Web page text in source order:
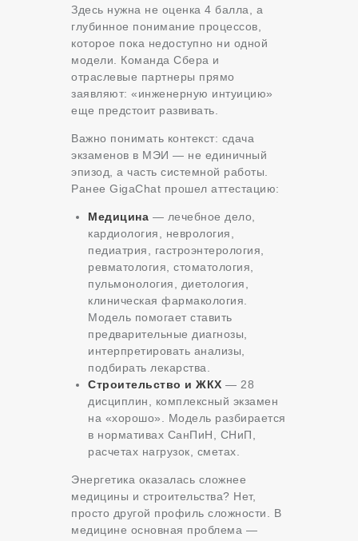
Здесь нужна не оценка 4 балла, а
глубинное понимание процессов,
которое пока недоступно ни одной
модели. Команда Сбера и
отраслевые партнеры прямо
заявляют: «инженерную интуицию»
еще предстоит развивать.
Важно понимать контекст: сдача
экзаменов в МЭИ — не единичный
эпизод, а часть системной работы.
Ранее GigaChat прошел аттестацию:
Медицина — лечебное дело,
кардиология, неврология,
педиатрия, гастроэнтерология,
ревматология, стоматология,
пульмонология, диетология,
клиническая фармакология.
Модель помогает ставить
предварительные диагнозы,
интерпретировать анализы,
подбирать лекарства.
Строительство и ЖКХ — 28
дисциплин, комплексный экзамен
на «хорошо». Модель разбирается
в нормативах СанПиН, СНиП,
расчетах нагрузок, сметах.
Энергетика оказалась сложнее
медицины и строительства? Нет,
просто другой профиль сложности. В
медицине основная проблема —